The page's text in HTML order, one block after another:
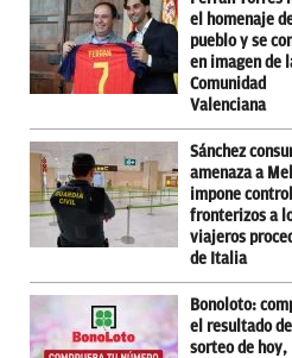
el homenaje
pueblo y se
en imagen de
Comunidad
Valenciana
Sánchez
amenaza a
impone
fronterizos a
viajeros
de Italia
Bonoloto:
el resultado del
sorteo de hoy,